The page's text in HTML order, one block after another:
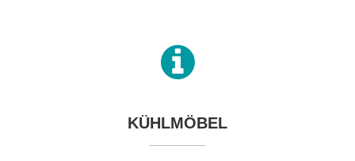
KÜHLMÖBEL